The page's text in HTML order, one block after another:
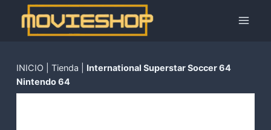
Saltar
contenido
INICIO Tienda
International Superstar Soccer 64
Nintendo 64